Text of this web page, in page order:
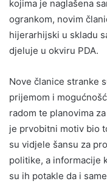
kojima je naglašena
ogrankom, novim
hijerarhijski u skladu
djeluje u okviru PDA.
Nove članice stranke
prijemom i
radom te planovima
je prvobitni motiv bio
su vidjele šansu za
politike, a informacije
su ih potakle da i